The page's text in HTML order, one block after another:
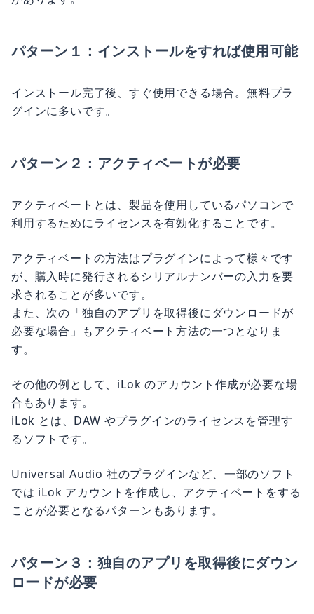
パターン１：インストールをすれば使用可能
インストール完了後、すぐ使用できる場合。無料プラ
グインに多いです。
パターン２：アクティベートが必要
アクティベートとは、製品を使用しているパソコンで
利用するためにライセンスを有効化することです。
アクティベートの方法はプラグインによって様々です
が、購入時に発行されるシリアルナンバーの入力を要
求されることが多いです。
また、次の「独自のアプリを取得後にダウンロードが
必要な場合」もアクティベート方法の一つとなりま
す。
その他の例として、iLok のアカウント作成が必要な場
合もあります。
iLok とは、DAW やプラグインのライセンスを管理す
るソフトです。
Universal Audio 社のプラグインなど、一部のソフト
では iLok アカウントを作成し、アクティベートをする
ことが必要となるパターンもあります。
パターン３：独自のアプリを取得後にダウン
ロードが必要